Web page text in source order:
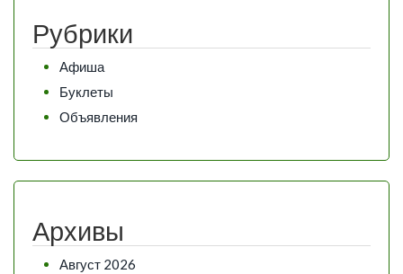
Рубрики
Афиша
Буклеты
Объявления
Архивы
Август 2026